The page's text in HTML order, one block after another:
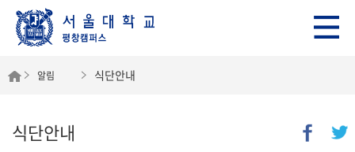
알림 식단안내
식단안내